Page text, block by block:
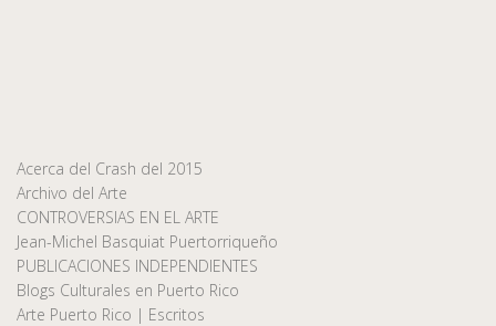
Acerca del Crash del 2015
Archivo del Arte
CONTROVERSIAS EN EL ARTE
Jean-Michel Basquiat Puertorriqueño
PUBLICACIONES INDEPENDIENTES
Blogs Culturales en Puerto Rico
Arte Puerto Rico | Escritos